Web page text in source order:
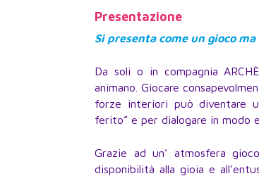
Presentazione
Si presenta come un gioco
Da soli o in compagnia
animano. Giocare
forze interiori può diventare
ferito” e per dialogare in modo
Grazie ad un’ atmosfera
disponibilità alla gioia e